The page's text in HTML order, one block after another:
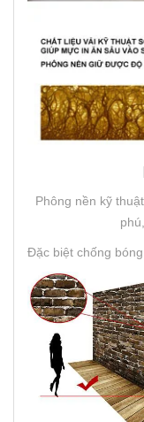
Phông nền kỹ
Đặc biệt chống